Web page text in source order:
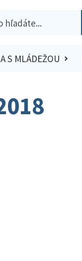
S MLÁDEŽOU